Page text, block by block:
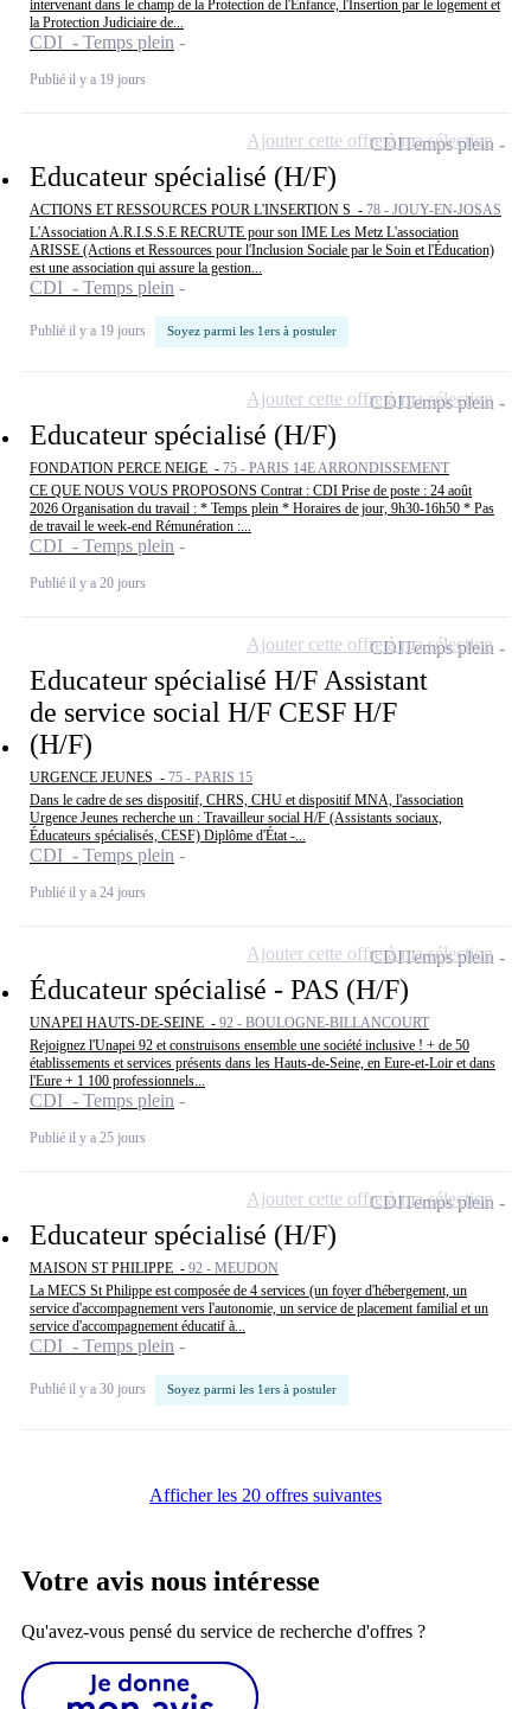
intervenant dans le champ de la Protection de l'Enfance, l'Insertion par le logement et
la Protection Judiciaire de...
CDI - Temps plein
Publié il y a 19 jours
Educateur spécialisé (H/F)
ACTIONS ET RESSOURCES POUR L'INSERTION S - 78 - JOUY-EN-JOSAS
L'Association A.R.I.S.S.E RECRUTE pour son IME Les Metz L'association
ARISSE (Actions et Ressources pour l'Inclusion Sociale par le Soin et l'Éducation)
est une association qui assure la gestion...
CDI - Temps plein
Publié il y a 19 jours Soyez parmi les 1ers à postuler
CDITemps plein
Ajouter cette offre à ma sélection
Educateur spécialisé (H/F)
FONDATION PERCE NEIGE - 75 - PARIS 14E ARRONDISSEMENT
CE QUE NOUS VOUS PROPOSONS Contrat : CDI Prise de poste : 24 août
2026 Organisation du travail : * Temps plein * Horaires de jour, 9h30-16h50 * Pas
de travail le week-end Rémunération :...
CDI - Temps plein
Publié il y a 20 jours
CDITemps plein
Ajouter cette offre à ma sélection
Educateur spécialisé H/F Assistant
de service social H/F CESF H/F
(H/F)
URGENCE JEUNES - 75 - PARIS 15
Dans le cadre de ses dispositif, CHRS, CHU et dispositif MNA, l'association
Urgence Jeunes recherche un : Travailleur social H/F (Assistants sociaux,
Éducateurs spécialisés, CESF) Diplôme d'État -...
CDI - Temps plein
Publié il y a 24 jours
CDITemps plein
Ajouter cette offre à ma sélection
Éducateur spécialisé - PAS (H/F)
UNAPEI HAUTS-DE-SEINE - 92 - BOULOGNE-BILLANCOURT
Rejoignez l'Unapei 92 et construisons ensemble une société inclusive ! + de 50
établissements et services présents dans les Hauts-de-Seine, en Eure-et-Loir et dans
l'Eure + 1 100 professionnels...
CDI - Temps plein
Publié il y a 25 jours
CDITemps plein
Ajouter cette offre à ma sélection
Educateur spécialisé (H/F)
MAISON ST PHILIPPE - 92 - MEUDON
La MECS St Philippe est composée de 4 services (un foyer d'hébergement, un
service d'accompagnement vers l'autonomie, un service de placement familial et un
service d'accompagnement éducatif à...
CDI - Temps plein
Publié il y a 30 jours Soyez parmi les 1ers à postuler
CDITemps plein
Ajouter cette offre à ma sélection
Afficher les 20 offres suivantes
Votre avis nous intéresse
Qu'avez-vous pensé du service de recherche d'offres ?